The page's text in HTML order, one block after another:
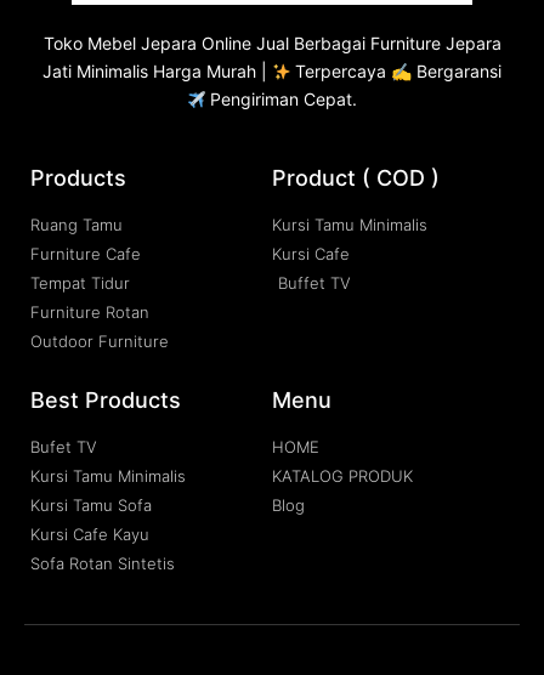
Toko Mebel Jepara Online Jual Berbagai Furniture Jepara
Jati Minimalis Harga Murah |
Terpercaya ✍ Bergaransi
Pengiriman Cepat.
Products
Ruang Tamu
Furniture Cafe
Tempat Tidur
Furniture Rotan
Outdoor Furniture
Product ( COD )
Kursi Tamu Minimalis
Kursi Cafe
Buffet TV
Best Products
Bufet TV
Kursi Tamu Minimalis
Kursi Tamu Sofa
Kursi Cafe Kayu
Sofa Rotan Sintetis
Menu
HOME
KATALOG PRODUK
Blog